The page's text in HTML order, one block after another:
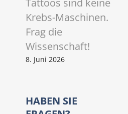
Tattoos sind keine
Krebs-Maschinen.
Frag die
Wissenschaft!
8. Juni 2026
HABEN SIE